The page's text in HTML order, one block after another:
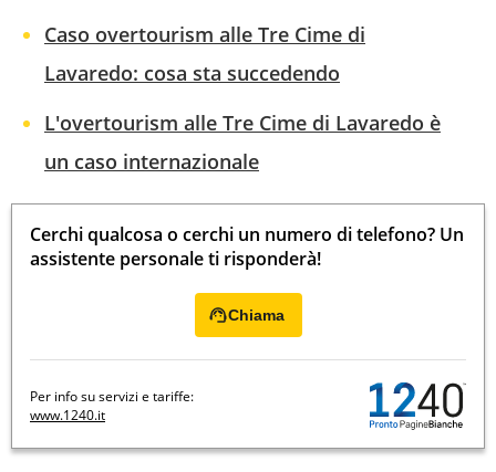
Caso overtourism alle Tre Cime di
Lavaredo: cosa sta succedendo
L'overtourism alle Tre Cime di Lavaredo è
un caso internazionale
Cerchi qualcosa o cerchi un numero di telefono? Un
assistente personale ti risponderà!
Chiama
Per info su servizi e tariffe:
www.1240.it